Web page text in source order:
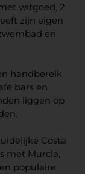
witgoed, 2
zijn eigen
en
handbereik
bars en
liggen op
Costa
met Murcia,
populaire